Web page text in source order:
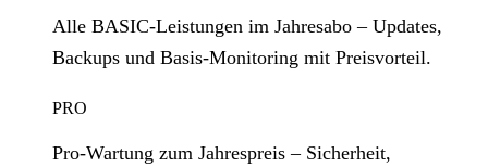
Alle BASIC‑Leistungen im Jahresabo – Updates,
Backups und Basis‑Monitoring mit Preisvorteil.
PRO
Pro‑Wartung zum Jahrespreis – Sicherheit,